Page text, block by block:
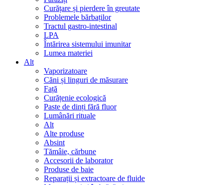
Curățare și pierdere în greutate
Problemele bărbaților
Tractul gastro-intestinal
LPA
Întărirea sistemului imunitar
Lumea materiei
Alt
Vaporizatoare
Căni și linguri de măsurare
Față
Curățenie ecologică
Paste de dinți fără fluor
Lumânări rituale
Alt
Alte produse
Absint
Tămâie, cărbune
Accesorii de laborator
Produse de baie
Reparații și extractoare de fluide